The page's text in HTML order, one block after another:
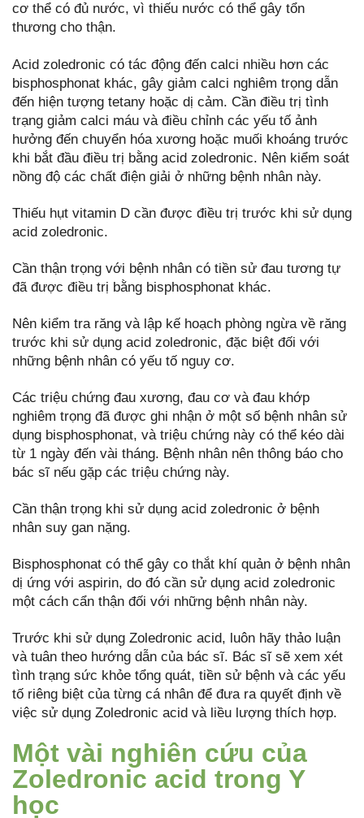
cơ thể có đủ nước, vì thiếu nước có thể gây tổn
thương cho thận.
Acid zoledronic có tác động đến calci nhiều hơn các
bisphosphonat khác, gây giảm calci nghiêm trọng dẫn
đến hiện tượng tetany hoặc dị cảm. Cần điều trị tình
trạng giảm calci máu và điều chỉnh các yếu tố ảnh
hưởng đến chuyển hóa xương hoặc muối khoáng trước
khi bắt đầu điều trị bằng acid zoledronic. Nên kiểm soát
nồng độ các chất điện giải ở những bệnh nhân này.
Thiếu hụt vitamin D cần được điều trị trước khi sử dụng
acid zoledronic.
Cần thận trọng với bệnh nhân có tiền sử đau tương tự
đã được điều trị bằng bisphosphonat khác.
Nên kiểm tra răng và lập kế hoạch phòng ngừa về răng
trước khi sử dụng acid zoledronic, đặc biệt đối với
những bệnh nhân có yếu tố nguy cơ.
Các triệu chứng đau xương, đau cơ và đau khớp
nghiêm trọng đã được ghi nhận ở một số bệnh nhân sử
dụng bisphosphonat, và triệu chứng này có thể kéo dài
từ 1 ngày đến vài tháng. Bệnh nhân nên thông báo cho
bác sĩ nếu gặp các triệu chứng này.
Cần thận trọng khi sử dụng acid zoledronic ở bệnh
nhân suy gan nặng.
Bisphosphonat có thể gây co thắt khí quản ở bệnh nhân
dị ứng với aspirin, do đó cần sử dụng acid zoledronic
một cách cẩn thận đối với những bệnh nhân này.
Trước khi sử dụng Zoledronic acid, luôn hãy thảo luận
và tuân theo hướng dẫn của bác sĩ. Bác sĩ sẽ xem xét
tình trạng sức khỏe tổng quát, tiền sử bệnh và các yếu
tố riêng biệt của từng cá nhân để đưa ra quyết định về
việc sử dụng Zoledronic acid và liều lượng thích hợp.
Một vài nghiên cứu của
Zoledronic acid trong Y
học